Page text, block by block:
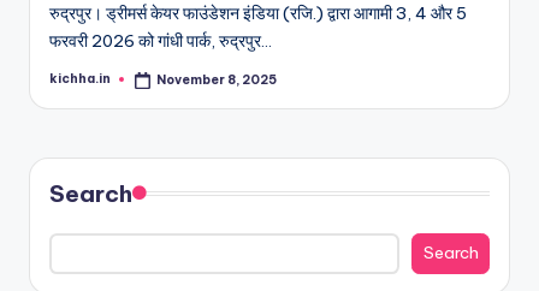
रुद्रपुर। ड्रीमर्स केयर फाउंडेशन इंडिया (रजि.) द्वारा आगामी 3, 4 और 5
फरवरी 2026 को गांधी पार्क, रुद्रपुर…
kichha.in November 8, 2025
Search
Search